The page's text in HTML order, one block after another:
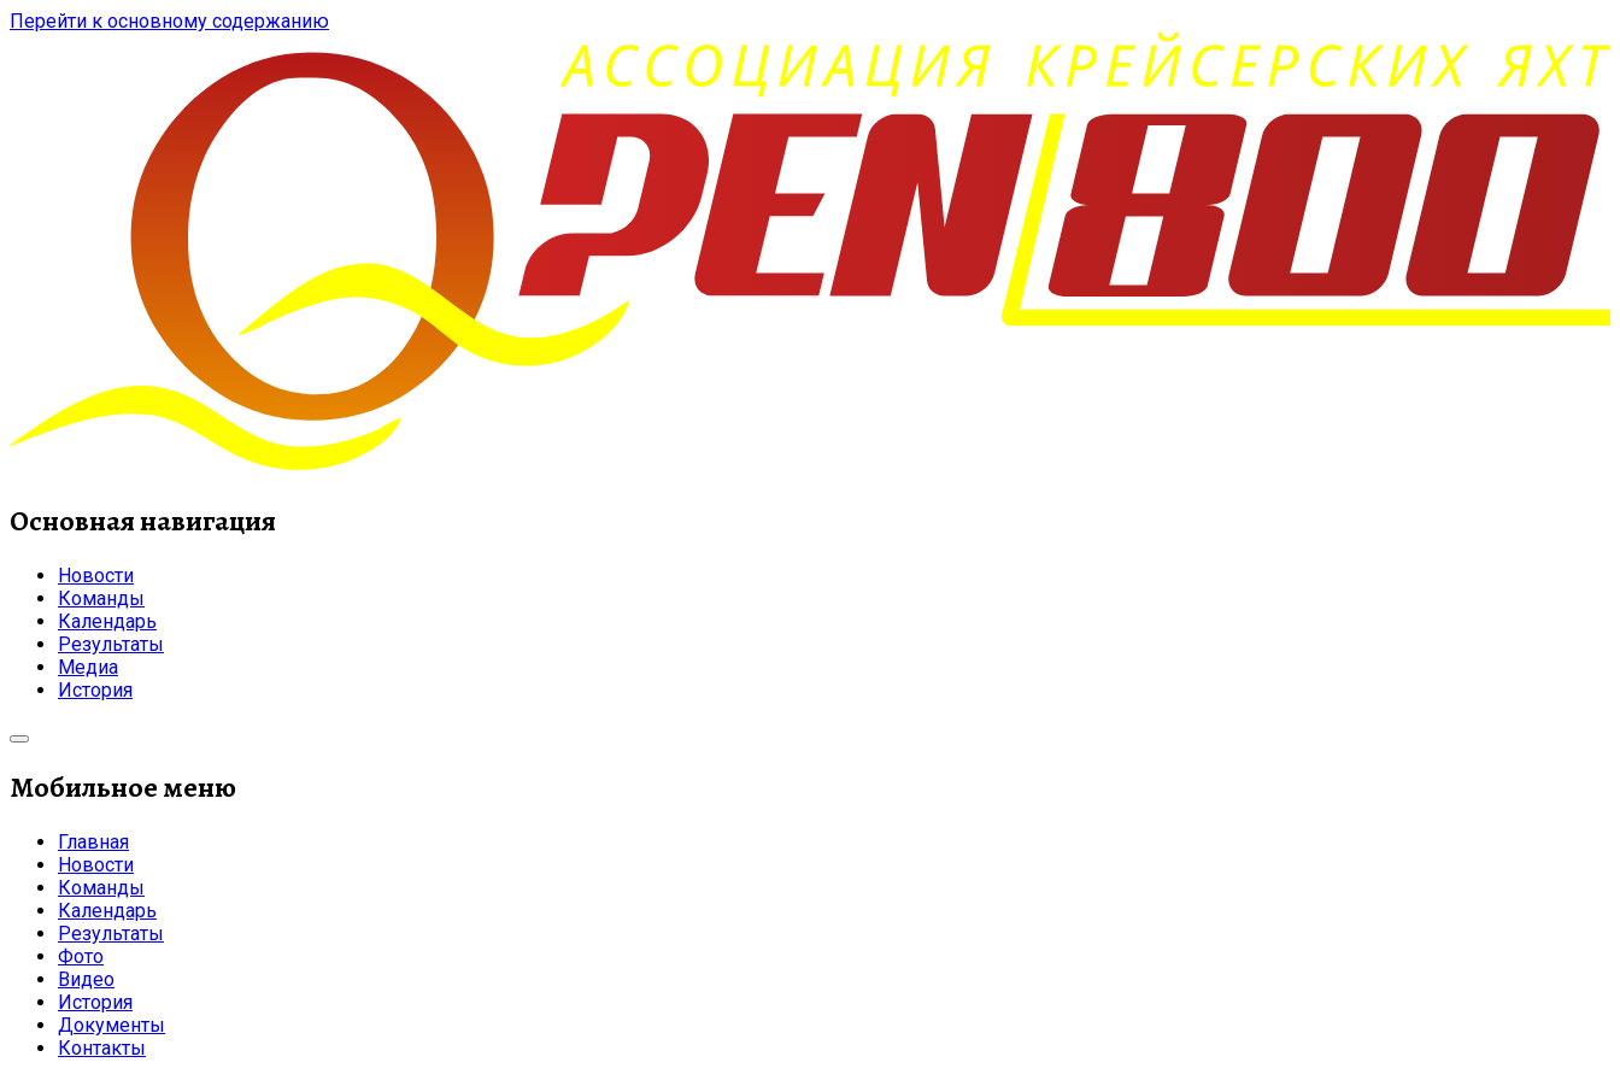
Перейти к основному содержанию
Основная навигация
Новости
Команды
Календарь
Результаты
Медиа
История
Мобильное меню
Главная
Новости
Команды
Календарь
Результаты
Фото
Видео
История
Документы
Контакты